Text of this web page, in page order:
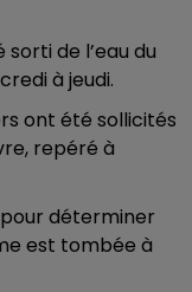
de l’eau du
à jeudi.
ont été sollicités
repéré à
déterminer
est tombée à